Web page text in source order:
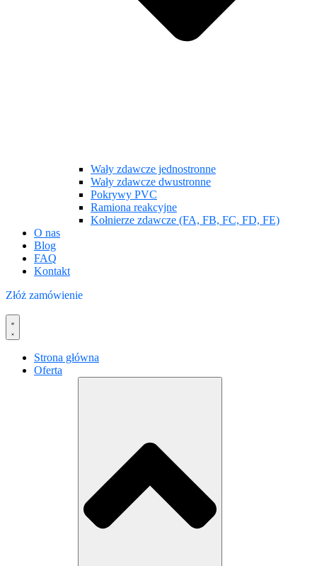
Wały zdawcze jednostronne
Wały zdawcze dwustronne
Pokrywy PVC
Ramiona reakcyjne
Kołnierze zdawcze (FA, FB, FC, FD, FE)
O nas
Blog
FAQ
Kontakt
Złóż zamówienie
Strona główna
Oferta